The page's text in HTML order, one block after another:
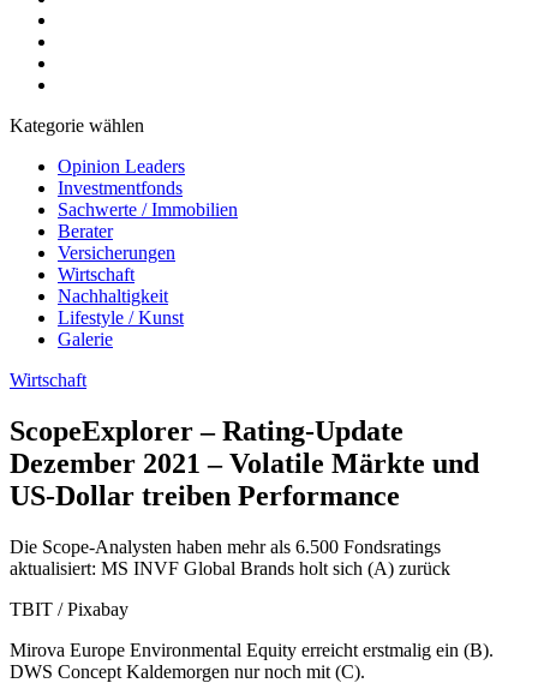
Kategorie wählen
Opinion Leaders
Investmentfonds
Sachwerte / Immobilien
Berater
Versicherungen
Wirtschaft
Nachhaltigkeit
Lifestyle / Kunst
Galerie
Wirtschaft
ScopeExplorer – Rating-Update
Dezember 2021 – Volatile Märkte und
US-Dollar treiben Performance
Die Scope-Analysten haben mehr als 6.500 Fondsratings
aktualisiert: MS INVF Global Brands holt sich (A) zurück
TBIT / Pixabay
Mirova Europe Environmental Equity erreicht erstmalig ein (B).
DWS Concept Kaldemorgen nur noch mit (C).